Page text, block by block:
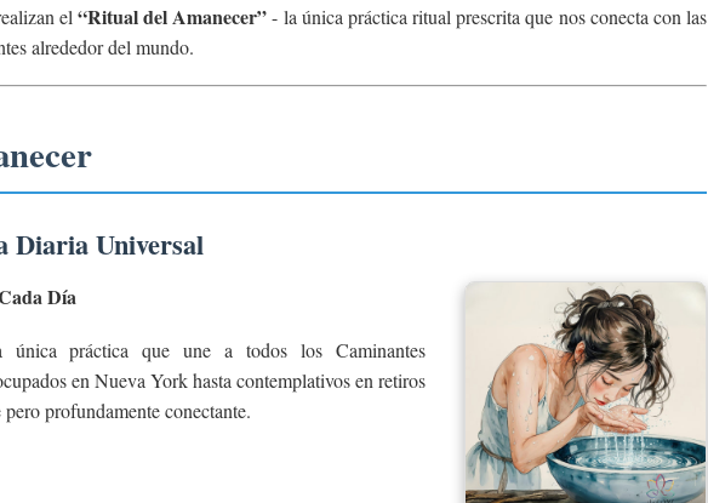
el “Ritual del Amanecer”- la única práctica ritual prescrita que nos conecta con las
alrededor del mundo.
Diaria Universal
Día
práctica que une a todos los Caminantes
en Nueva York hasta contemplativos en retiros
profundamente conectante.